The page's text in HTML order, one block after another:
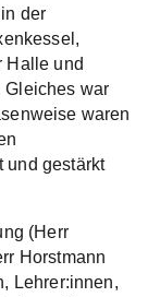
der
Halle und
Gleiches war
waren
und gestärkt
(Herr
Horstmann
Lehrer:innen,